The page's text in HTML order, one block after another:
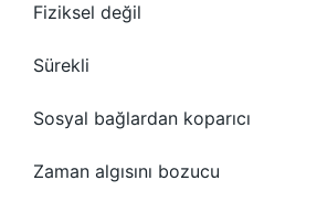
Fiziksel değil
Sürekli
Sosyal bağlardan koparıcı
Zaman algısını bozucu